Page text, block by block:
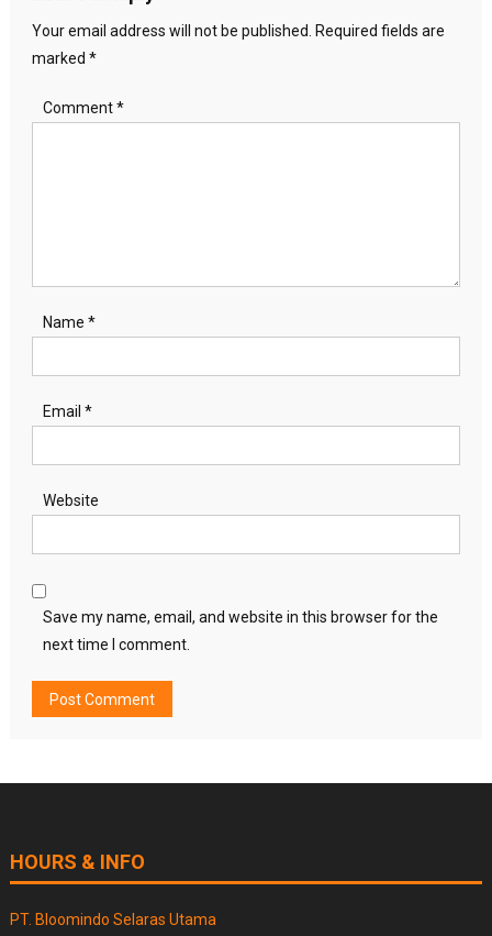
Your email address will not be published.
Required fields are
marked *
Comment*
Name *
Email *
Website
Save my name, email, and website in this browser for the
next time I comment.
HOURS & INFO
PT. Bloomindo Selaras Utama